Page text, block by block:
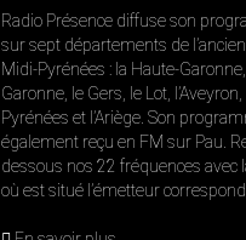
Radio Présence diffuse son
sur sept départements de
Midi-Pyrénées : la Haute-
Garonne, le Gers, le Lot,
Pyrénées et l’Ariège. Son
également reçu en FM sur Pau.
dessous nos 22 fréquences avec
où est situé l’émetteur